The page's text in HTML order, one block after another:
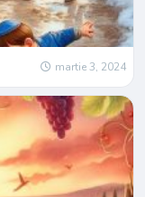
martie 3, 2024